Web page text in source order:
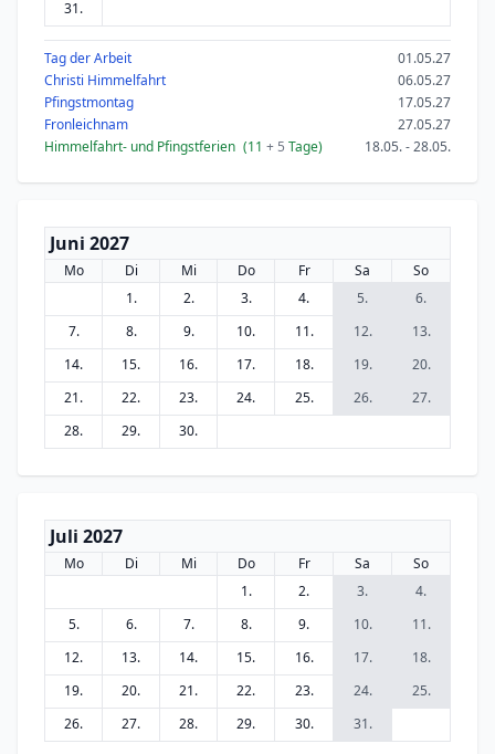
31.
Tag der Arbeit
01.05.27
Christi Himmelfahrt
06.05.27
Pfingstmontag
17.05.27
Fronleichnam
27.05.27
Himmelfahrt- und Pfingstferien (11 + 5 Tage) 18.05. - 28.05.
Juni 2027
Mo Di Mi Do Fr Sa
So
1.
2. 3. 4. 5.
6.
7.
8. 9. 10. 11. 12.
13.
14.
15. 16. 17. 18. 19.
20.
21.
22. 23. 24. 25. 26.
27.
28.
29. 30.
Juli 2027
Mo Di Mi Do Fr Sa
So
1.
2. 3.
4.
5.
6. 7. 8. 9. 10.
11.
12.
13. 14. 15. 16. 17.
18.
19.
20. 21. 22. 23. 24.
25.
26.
27. 28. 29. 30. 31.